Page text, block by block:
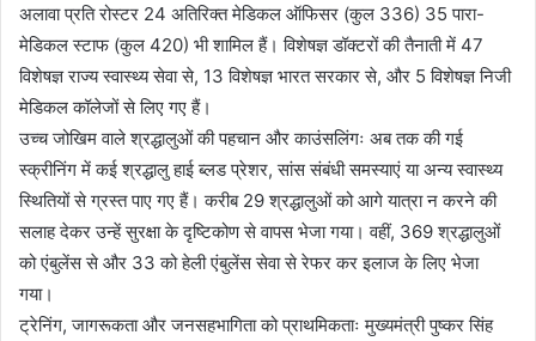
अलावा प्रति रोस्टर 24 अतिरिक्त मेडिकल ऑफिसर (कुल 336) 35 पारा-
मेडिकल स्टाफ (कुल 420) भी शामिल हैं। विशेषज्ञ डॉक्टरों की तैनाती में 47
विशेषज्ञ राज्य स्वास्थ्य सेवा से, 13 विशेषज्ञ भारत सरकार से, और 5 विशेषज्ञ निजी
मेडिकल कॉलेजों से लिए गए हैं।
उच्च जोखिम वाले श्रद्धालुओं की पहचान और काउंसलिंगः अब तक की गई
स्क्रीनिंग में कई श्रद्धालु हाई ब्लड प्रेशर, सांस संबंधी समस्याएं या अन्य स्वास्थ्य
स्थितियों से ग्रस्त पाए गए हैं। करीब 29 श्रद्धालुओं को आगे यात्रा न करने की
सलाह देकर उन्हें सुरक्षा के दृष्टिकोण से वापस भेजा गया। वहीं, 369 श्रद्धालुओं
को एंबुलेंस से और 33 को हेली एंबुलेंस सेवा से रेफर कर इलाज के लिए भेजा
गया।
ट्रेनिंग, जागरूकता और जनसहभागिता को प्राथमिकताः मुख्यमंत्री पुष्कर सिंह